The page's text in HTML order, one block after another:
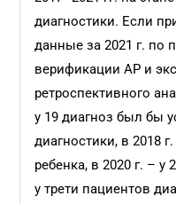
диагностики. Если
данные за 2021 г. по
верификации АР и
ретроспективного
у 19 диагноз был бы
диагностики, в 2018
ребенка, в 2020 г. – у
у трети пациентов